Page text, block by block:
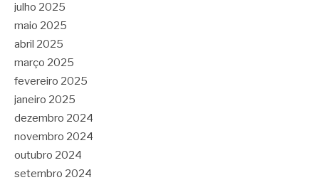
julho 2025
maio 2025
abril 2025
março 2025
fevereiro 2025
janeiro 2025
dezembro 2024
novembro 2024
outubro 2024
setembro 2024